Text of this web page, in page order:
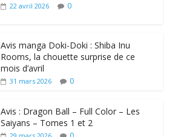
22 avril 2026 0
Avis manga Doki-Doki : Shiba Inu
Rooms, la chouette surprise de ce
mois d’avril
31 mars 2026 0
Avis : Dragon Ball – Full Color – Les
Saiyans – Tomes 1 et 2